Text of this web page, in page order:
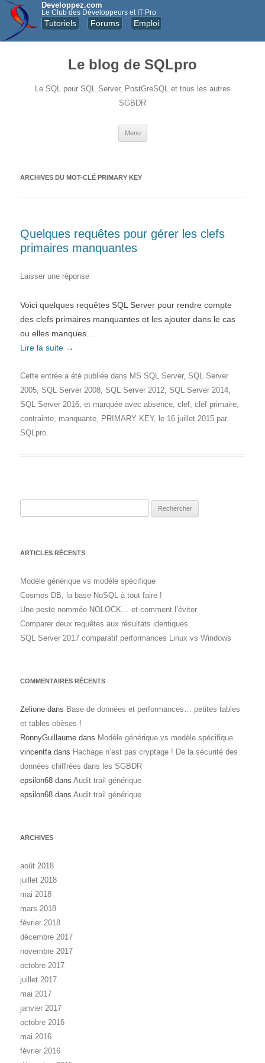
Developpez.com
Le Club des Développeurs et IT Pro
Tutoriels Forums Emploi
Le blog de SQLpro
Le SQL pour SQL Server, PostGreSQL et tous les autres
SGBDR
Menu
ARCHIVES DU MOT-CLÉ PRIMARY KEY
Quelques requêtes pour gérer les clefs
primaires manquantes
Laisser une réponse
Voici quelques requêtes SQL Server pour rendre compte
des clefs primaires manquantes et les ajouter dans le cas
ou elles manques…
Lire la suite →
Cette entrée a été publiée dans MS SQL Server, SQL Server
2005, SQL Server 2008, SQL Server 2012, SQL Server 2014,
SQL Server 2016, et marquée avec absence, clef, clef primaire,
contrainte, manquante, PRIMARY KEY, le 16 juillet 2015 par
SQLpro.
ARTICLES RÉCENTS
Modèle générique vs modèle spécifique
Cosmos DB, la base NoSQL à tout faire !
Une peste nommée NOLOCK… et comment l’éviter
Comparer deux requêtes aux résultats identiques
SQL Server 2017 comparatif performances Linux vs Windows
COMMENTAIRES RÉCENTS
Zelione dans Base de données et performances… petites tables
et tables obèses !
RonnyGuillaume dans Modèle générique vs modèle spécifique
vincentfadans Hachage n’est pas cryptage ! De la sécurité des
données chiffrées dans les SGBDR
epsilon68 dans Audit trail générique
epsilon68 dans Audit trail générique
ARCHIVES
août 2018
juillet 2018
mai 2018
mars 2018
février 2018
décembre 2017
novembre 2017
octobre 2017
juillet 2017
mai 2017
janvier 2017
octobre 2016
mai 2016
février 2016